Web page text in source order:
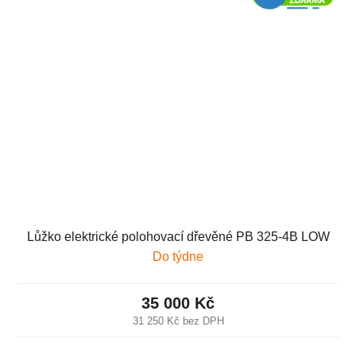
Lůžko elektrické polohovací dřevěné PB 325-4B LOW
Do týdne
31 250 Kč bez DPH
35 000 Kč